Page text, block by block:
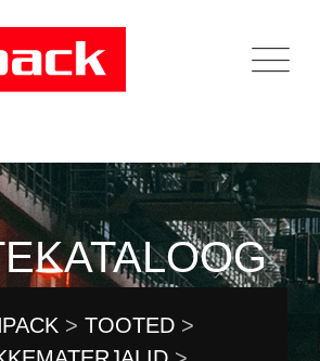
> TOOTED >